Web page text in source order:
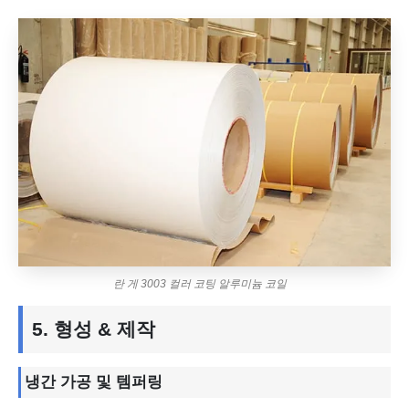
란 게 3003 컬러 코팅 알루미늄 코일
5. 형성 & 제작
냉간 가공 및 템퍼링